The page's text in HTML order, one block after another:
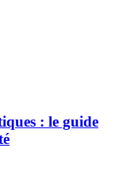
: le guide